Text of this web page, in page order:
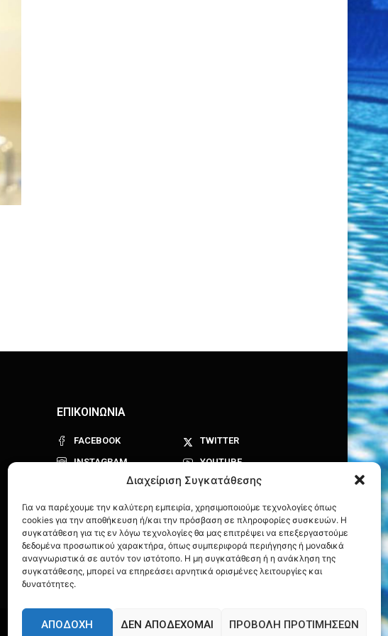
Διαχείριση Συγκατάθεσης
Για να παρέχουμε την καλύτερη εμπειρία, χρησιμοποιούμε τεχνολογίες όπως
cookies για την αποθήκευση ή/και την πρόσβαση σε πληροφορίες συσκευών. Η
συγκατάθεση για τις εν λόγω τεχνολογίες θα μας επιτρέψει να επεξεργαστούμε
δεδομένα προσωπικού χαρακτήρα, όπως συμπεριφορά περιήγησης ή μοναδικά
αναγνωριστικά σε αυτόν τον ιστότοπο. Η μη συγκατάθεση ή η ανάκληση της
συγκατάθεσης, μπορεί να επηρεάσει αρνητικά ορισμένες λειτουργίες και
δυνατότητες.
ΑΠΟΔΟΧΉ ΔΕΝ ΑΠΟΔΈΧΟΜΑΙ ΠΡΟΒΟΛΉ ΠΡΟΤΙΜΉΣΕΩΝ
ΕΠΙΚΟΙΝΩΝΙΑ
FACEBOOK
TWITTER
INSTAGRAM
YOUTUBE